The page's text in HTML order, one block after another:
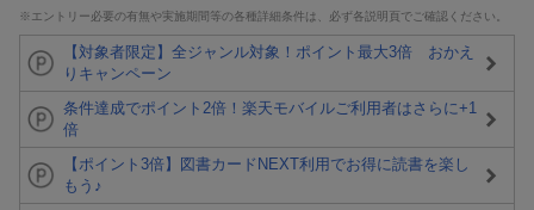
※エントリー必要の有無や実施期間等の各種詳細条件は、必ず各説明頁でご確認ください。
【対象者限定】全ジャンル対象！ポイント最大3倍 おかえ
りキャンペーン
条件達成でポイント2倍！楽天モバイルご利用者はさらに+1
倍
【ポイント3倍】図書カードNEXT利用でお得に読書を楽し
もう♪